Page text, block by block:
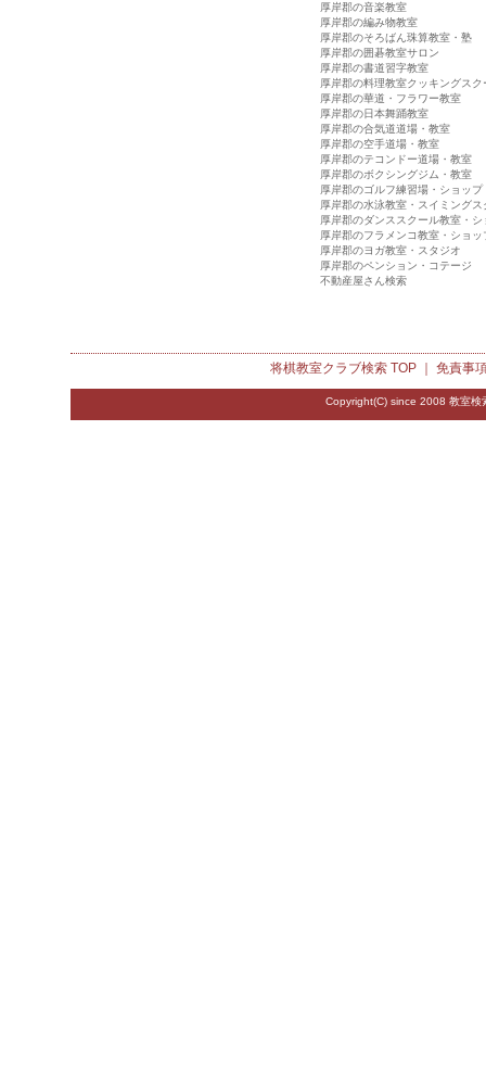
厚岸郡の音楽教室
厚岸郡の編み物教室
厚岸郡のそろばん珠算教室・塾
厚岸郡の囲碁教室サロン
厚岸郡の書道習字教室
厚岸郡の料理教室クッキングスク
厚岸郡の華道・フラワー教室
厚岸郡の日本舞踊教室
厚岸郡の合気道道場・教室
厚岸郡の空手道場・教室
厚岸郡のテコンドー道場・教室
厚岸郡のボクシングジム・教室
厚岸郡のゴルフ練習場・ショップ
厚岸郡の水泳教室・スイミングス
厚岸郡のダンススクール教室・シ
厚岸郡のフラメンコ教室・ショッ
厚岸郡のヨガ教室・スタジオ
厚岸郡のペンション・コテージ
不動産屋さん検索
将棋教室クラブ検索TOP ｜ 免責事
Copyright(C) since 2008 教室検